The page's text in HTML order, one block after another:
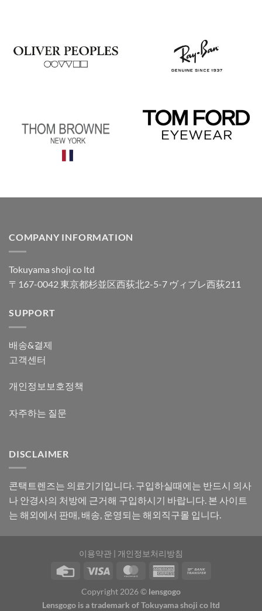
COMPANY INFORMATION
Tokuyama shoji co ltd
〒167-0042 東京都杉並区西荻北2-5-7 ヴィブレ西荻211
SUPPORT
배송&결제
고객센터
개인정보보호정책
자주하는 질문
DISCLAIMER
콘택트렌즈는 의료기기입니다. 구입하실때에는 반드시 의사
나 안경사의 처방에 근거해 구입하시기 바랍니다. 본 사이트
는 해외에서 판매, 배송, 운영되는 해외직구몰 입니다.
이용약관 | 개인정보처리방침
Copyright 2026 © lensgogo
Lensgogo is a trademark of Tokuyama shoji co ltd